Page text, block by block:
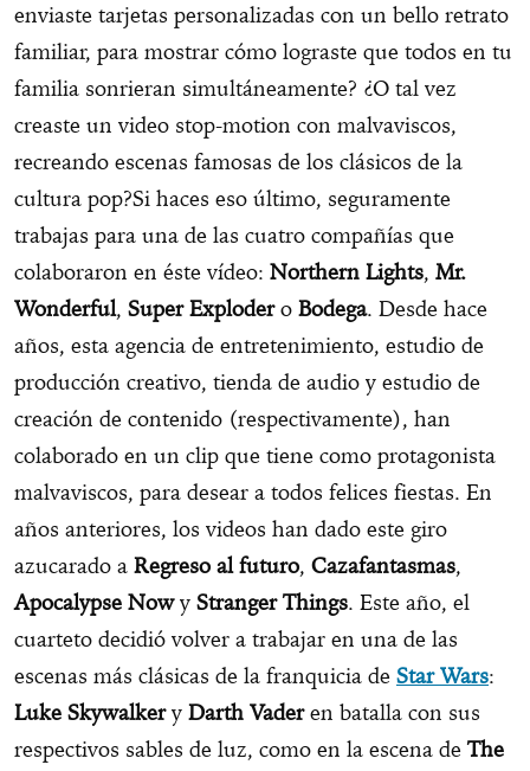
enviaste tarjetas personalizadas con un bello retrato
familiar, para mostrar cómo lograste que todos en tu
familia sonrieran simultáneamente? ¿O tal vez
creaste un video stop-motion con malvaviscos,
recreando escenas famosas de los clásicos de la
cultura pop?Si haces eso último, seguramente
trabajas para una de las cuatro compañías que
colaboraron en éste vídeo: Northern Lights, Mr.
Wonderful, Super Explodero Bodega. Desde hace
años, esta agencia de entretenimiento, estudio de
producción creativo, tienda de audio y estudio de
creación de contenido (respectivamente), han
colaborado en un clip que tiene como protagonista
malvaviscos, para desear a todos felices fiestas. En
años anteriores, los videos han dado este giro
azucarado a Regreso al futuro, Cazafantasmas,
Apocalypse Nowy Stranger Things. Este año, el
cuarteto decidió volver a trabajar en una de las
escenas más clásicas de la franquicia de Star Wars:
Luke Skywalkery Darth Vaderen batalla con sus
respectivos sables de luz, como en la escena deThe